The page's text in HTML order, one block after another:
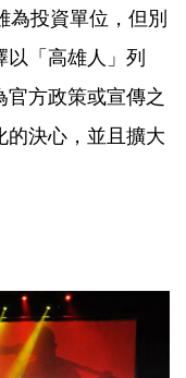
投資單位，但別
「高雄人」列
方政策或宣傳之
的決心，並且擴大